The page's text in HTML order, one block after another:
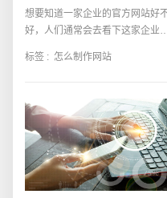
想要知道一家企业的官方网站好
好，人们通常会去看下这家企业官
企业都开始将网络推广费用减少，
自动吸引市场潜在用户
标签 : 怎么制作网站